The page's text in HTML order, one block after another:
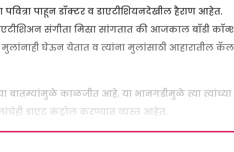
पाहून डॉक्टर व डाएटीशियनदेखील हैराण आहेत.
संगीता मिस्रा सांगतात की आजकाल बॉडी
घेऊन येतात व त्यांना मुलांसाठी आहारातील
बातम्यांमुळे काळजीत आहे. या भानगडीमुळे त्या त्यांच्या
डाएट कंट्रोल करण्यात व्यस्त आहेत.